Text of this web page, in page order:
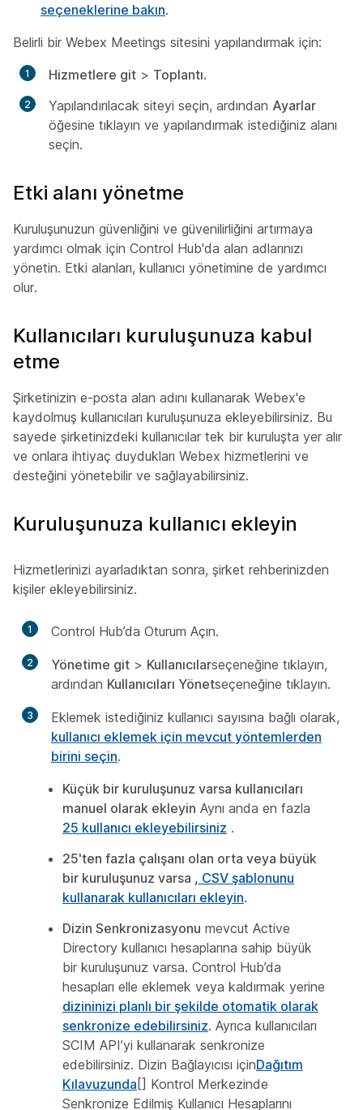
seçeneklerine bakın.
Belirli bir Webex Meetings sitesini yapılandırmak için:
Hizmetlere git > Toplantı.
Yapılandırılacak siteyi seçin, ardından Ayarlar
öğesine tıklayın ve yapılandırmak istediğiniz alanı
seçin.
Etki alanı yönetme
Kuruluşunuzun güvenliğini ve güvenilirliğini artırmaya
yardımcı olmak için Control Hub'da alan adlarınızı
yönetin. Etki alanları, kullanıcı yönetimine de yardımcı
olur.
Kullanıcıları kuruluşunuza kabul
etme
Şirketinizin e-posta alan adını kullanarak Webex'e
kaydolmuş kullanıcıları kuruluşunuza ekleyebilirsiniz. Bu
sayede şirketinizdeki kullanıcılar tek bir kuruluşta yer alır
ve onlara ihtiyaç duydukları Webex hizmetlerini ve
desteğini yönetebilir ve sağlayabilirsiniz.
Kuruluşunuza kullanıcı ekleyin
Hizmetlerinizi ayarladıktan sonra, şirket rehberinizden
kişiler ekleyebilirsiniz.
1 Control Hub’da Oturum Açın.
2 Yönetime git > Kullanıcılarseçeneğine tıklayın,
ardından Kullanıcıları Yönetseçeneğine tıklayın.
3
Eklemek istediğiniz kullanıcı sayısına bağlı olarak,
kullanıcı eklemek için mevcut yöntemlerden
birini seçin.
Küçük bir kuruluşunuz varsa kullanıcıları
manuel olarak ekleyin Aynı anda en fazla
25 kullanıcı ekleyebilirsiniz .
25'ten fazla çalışanı olan orta veya büyük
bir kuruluşunuz varsa , CSV şablonunu
kullanarak kullanıcıları ekleyin.
Dizin Senkronizasyonu mevcut Active
Directory kullanıcı hesaplarına sahip büyük
bir kuruluşunuz varsa. Control Hub’da
hesapları elle eklemek veya kaldırmak yerine
dizininizi planlı bir şekilde otomatik olarak
senkronize edebilirsiniz. Ayrıca kullanıcıları
SCIM API’yi kullanarak senkronize
edebilirsiniz. Dizin Bağlayıcısı içinDağıtım
Kılavuzunda [] Kontrol Merkezinde
Senkronize Edilmiş Kullanıcı Hesaplarını